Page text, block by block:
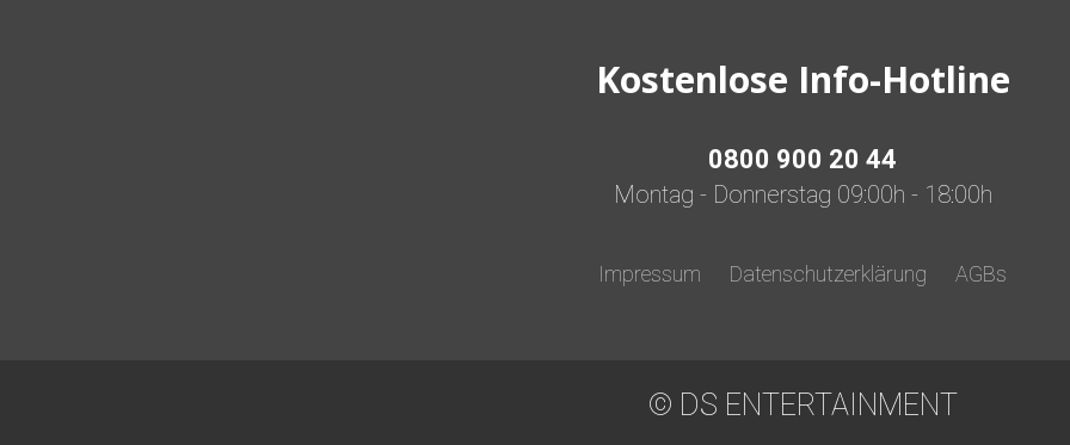
Kostenlose Info-Hotline
0800 900 20 44
Montag - Donnerstag 09:00h - 18:00h
Impressum Datenschutzerklärung AGBs
© DS ENTERTAINMENT